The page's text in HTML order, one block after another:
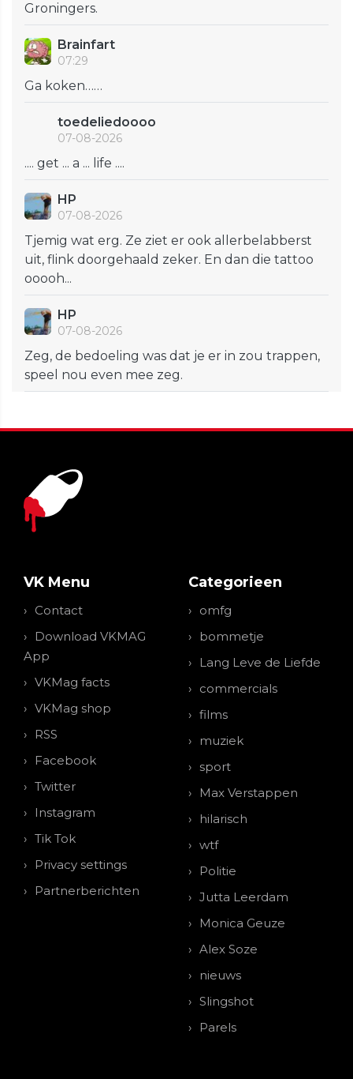
Groningers.
Brainfart
07:29
Ga koken……
toedeliedoooo
07-08-2026
.... get ... a ... life ....
HP
07-08-2026
Tjemig wat erg. Ze ziet er ook allerbelabberst
uit, flink doorgehaald zeker. En dan die tattoo
ooooh...
HP
07-08-2026
Zeg, de bedoeling was dat je er in zou trappen,
speel nou even mee zeg.
VK Menu
Contact
Download VKMAG
App
VKMag facts
VKMag shop
RSS
Facebook
Twitter
Instagram
Tik Tok
Privacy settings
Partnerberichten
Categorieen
omfg
bommetje
Lang Leve de Liefde
commercials
films
muziek
sport
Max Verstappen
hilarisch
wtf
Politie
Jutta Leerdam
Monica Geuze
Alex Soze
nieuws
Slingshot
Parels